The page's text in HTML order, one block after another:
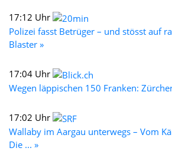
17:12 Uhr
Polizei fasst Betrüger – und stösst auf
Blaster »
17:04 Uhr
Wegen läppischen 150 Franken:
17:02 Uhr
Wallaby im Aargau unterwegs – Vom
Die ... »